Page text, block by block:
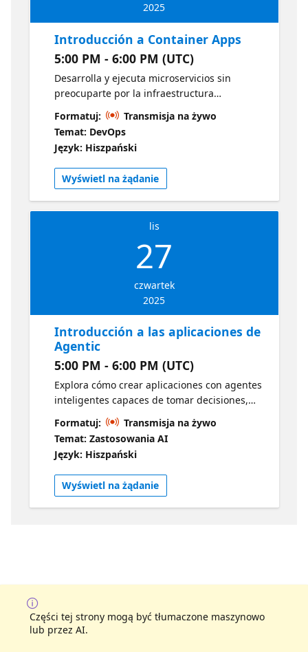
2025
Introducción a Container Apps
5:00 PM - 6:00 PM (UTC)
Desarrolla y ejecuta microservicios sin
preocuparte por la infraestructura
subyacente. Azure Container Apps ofrece
escalabilidad automática y una experiencia
simplificada para implementar contenedores
rápidamente. Documentación para
desarrolladores de Azure
Formatuj:
Transmisja na żywo
Temat: DevOps
Język: Hiszpański
Wyświetl na żądanie
lis
27
czwartek
2025
Introducción a las aplicaciones de
Agentic
5:00 PM - 6:00 PM (UTC)
Explora cómo crear aplicaciones con agentes
inteligentes capaces de tomar decisiones,
razonar y actuar por sí mismos. Conecta
servicios como Azure OpenAI, Logic Apps y
más para construir soluciones realmente
autónomas.
Formatuj:
Transmisja na żywo
Temat: Zastosowania AI
Język: Hiszpański
Wyświetl na żądanie
Części tej strony mogą być tłumaczone maszynowo
lub przez AI.